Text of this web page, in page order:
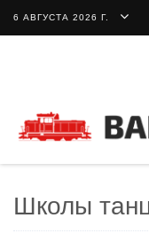
6 АВГУСТА 2026 Г.
Школы